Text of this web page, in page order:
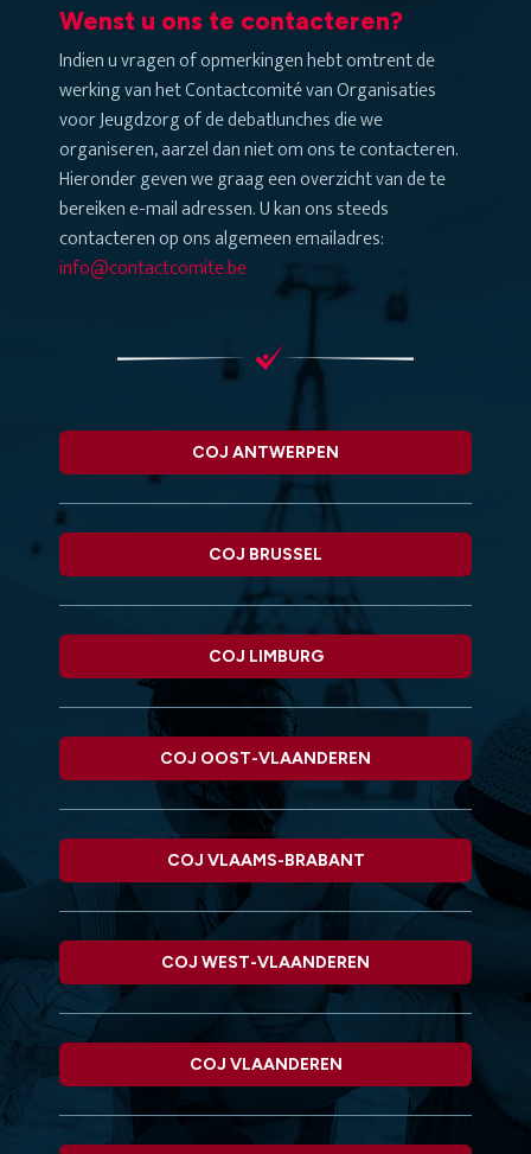
Wenst u ons te contacteren?
Indien u vragen of opmerkingen hebt omtrent de
werking van het Contactcomité van Organisaties
voor Jeugdzorg of de debatlunches die we
organiseren, aarzel dan niet om ons te contacteren.
Hieronder geven we graag een overzicht van de te
bereiken e-mail adressen. U kan ons steeds
contacteren op ons algemeen emailadres:
info@contactcomite.be
COJ ANTWERPEN
COJ BRUSSEL
COJ LIMBURG
COJ OOST-VLAANDEREN
COJ VLAAMS-BRABANT
COJ WEST-VLAANDEREN
COJ VLAANDEREN